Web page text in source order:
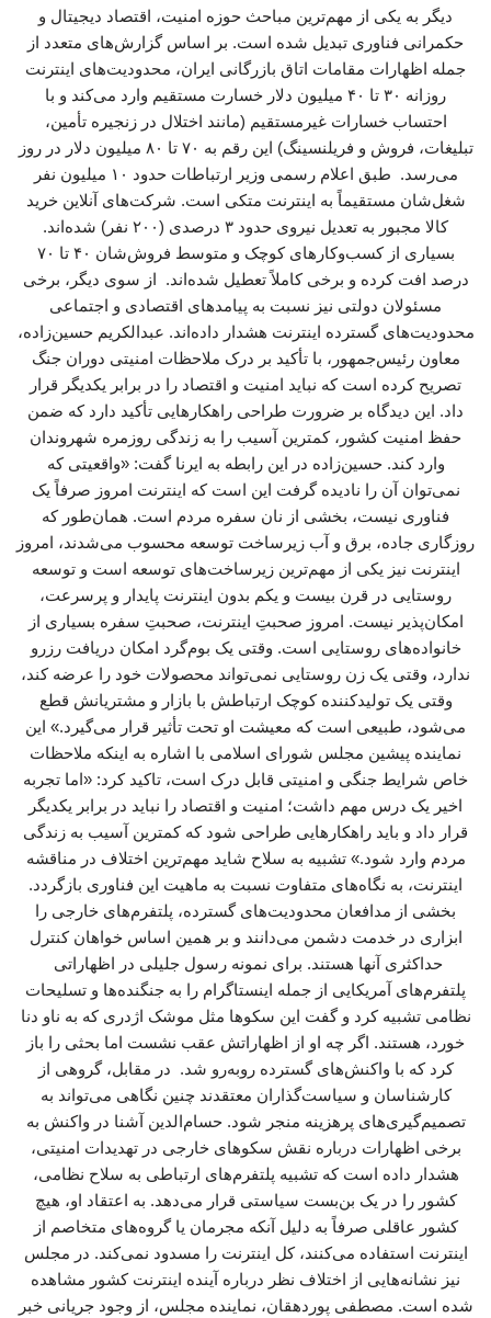
دیگر به یکی از مهم‌ترین مباحث حوزه امنیت، اقتصاد دیجیتال و
حکمرانی فناوری تبدیل شده است. بر اساس گزارش‌های متعدد از
جمله اظهارات مقامات اتاق بازرگانی ایران، محدودیت‌های اینترنت
روزانه ۳۰ تا ۴۰ میلیون دلار خسارت مستقیم وارد می‌کند و با
احتساب خسارات غیرمستقیم (مانند اختلال در زنجیره تأمین،
تبلیغات، فروش و فریلنسینگ) این رقم به ۷۰ تا ۸۰ میلیون دلار در روز
می‌رسد. طبق اعلام رسمی وزیر ارتباطات حدود ۱۰ میلیون نفر
شغل‌شان مستقیماً به اینترنت متکی است. شرکت‌های آنلاین خرید
کالا مجبور به تعدیل نیروی حدود ۳ درصدی (۲۰۰ نفر) شده‌اند.
بسیاری از کسب‌وکارهای کوچک و متوسط فروش‌شان ۴۰ تا ۷۰
درصد افت کرده و برخی کاملاً تعطیل شده‌اند. از سوی دیگر، برخی
مسئولان دولتی نیز نسبت به پیامدهای اقتصادی و اجتماعی
محدودیت‌های گسترده اینترنت هشدار داده‌اند. عبدالکریم حسین‌زاده،
معاون رئیس‌جمهور، با تأکید بر درک ملاحظات امنیتی دوران جنگ
تصریح کرده است که نباید امنیت و اقتصاد را در برابر یکدیگر قرار
داد. این دیدگاه بر ضرورت طراحی راهکارهایی تأکید دارد که ضمن
حفظ امنیت کشور، کمترین آسیب را به زندگی روزمره شهروندان
وارد کند. حسین‌زاده در این رابطه به ایرنا گفت: «واقعیتی که
نمی‌توان آن را نادیده گرفت این است که اینترنت امروز صرفاً یک
فناوری نیست، بخشی از نان سفره مردم است. همان‌طور که
روزگاری جاده، برق و آب زیرساخت توسعه محسوب می‌شدند، امروز
اینترنت نیز یکی از مهم‌ترین زیرساخت‌های توسعه است و توسعه
روستایی در قرن بیست و یکم بدون اینترنت پایدار و پرسرعت،
امکان‌پذیر نیست. امروز صحبتِ اینترنت، صحبتِ سفره بسیاری از
خانواده‌های روستایی است. وقتی یک بوم‌گرد امکان دریافت رزرو
ندارد، وقتی یک زن روستایی نمی‌تواند محصولات خود را عرضه کند،
وقتی یک تولیدکننده کوچک ارتباطش با بازار و مشتریانش قطع
می‌شود، طبیعی است که معیشت او تحت تأثیر قرار می‌گیرد.» این
نماینده پیشین مجلس شورای اسلامی با اشاره به اینکه ملاحظات
خاص شرایط جنگی و امنیتی قابل درک است، تاکید کرد: «اما تجربه
اخیر یک درس مهم داشت؛ امنیت و اقتصاد را نباید در برابر یکدیگر
قرار داد و باید راهکارهایی طراحی شود که کمترین آسیب به زندگی
مردم وارد شود.» تشبیه به سلاح شاید مهم‌ترین اختلاف در مناقشه
اینترنت، به نگاه‌های متفاوت نسبت به ماهیت این فناوری بازگردد.
بخشی از مدافعان محدودیت‌های گسترده، پلتفرم‌های خارجی را
ابزاری در خدمت دشمن می‌دانند و بر همین اساس خواهان کنترل
حداکثری آنها هستند. برای نمونه رسول جلیلی در اظهاراتی
پلتفرم‌های آمریکایی از جمله اینستاگرام را به جنگنده‌ها و تسلیحات
نظامی تشبیه کرد و گفت این سکوها مثل موشک اژدری که به ناو دنا
خورد، هستند. اگر چه او از اظهاراتش عقب نشست اما بحثی را باز
کرد که با واکنش‌های گسترده روبه‌رو شد. در مقابل، گروهی از
کارشناسان و سیاست‌گذاران معتقدند چنین نگاهی می‌تواند به
تصمیم‌گیری‌های پرهزینه منجر شود. حسام‌الدین آشنا در واکنش به
برخی اظهارات درباره نقش سکوهای خارجی در تهدیدات امنیتی،
هشدار داده است که تشبیه پلتفرم‌های ارتباطی به سلاح نظامی،
کشور را در یک بن‌بست سیاستی قرار می‌دهد. به اعتقاد او، هیچ
کشور عاقلی صرفاً به دلیل آنکه مجرمان یا گروه‌های متخاصم از
اینترنت استفاده می‌کنند، کل اینترنت را مسدود نمی‌کند. در مجلس
نیز نشانه‌هایی از اختلاف نظر درباره آینده اینترنت کشور مشاهده
شده است. مصطفی پوردهقان، نماینده مجلس، از وجود جریانی خبر